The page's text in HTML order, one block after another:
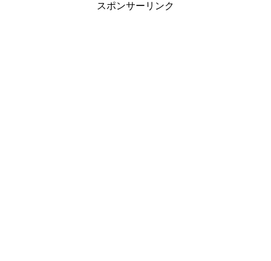
スポンサーリンク